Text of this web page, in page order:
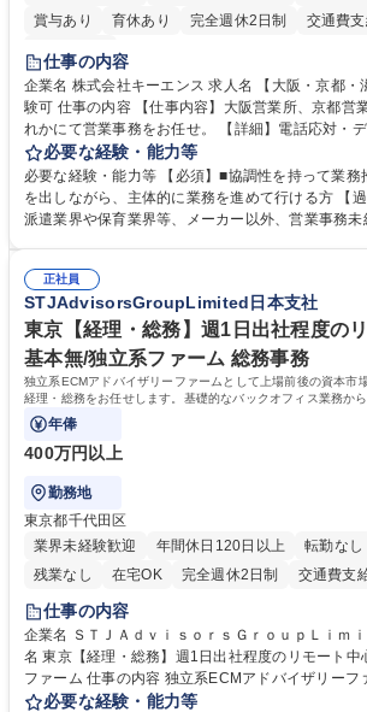
賞与あり 育休あり 完全週休2日制 交通費
土日祝休み
仕事の内容
企業名 株式会社キーエンス 求人名 【大阪・京都・滋賀】営業事務 ※未経
験可 仕事の内容 【仕事内容】大阪営業所、京都営業所、滋賀営業所いず
れかにて営業事務をお任せ。 【詳細】電話応対・
の作成・カタログ送付・来客対応・営業所内で発生
善をお任せ。 【教育制度】ご入社後、育成担当とペアになりながらOJTに
て業務を覚えていただくことが可能です。業務シ
れているため、スムーズに仕事に慣れることがで
募集職種 【大阪・京都・滋賀】営業事務 ※未経験可
必要な経験・能力等
必要な経験・能力等 【必須】■協調性を持って業務
を出しながら、主体的に業務を進めて行ける方 【
派遣業界や保育業界等、メーカー以外、営業事務
えて、お客様や社員の状況に合わせ、能動的なサポ
待され。組織を支えるスペシャリストとして、チー
社員から頼られる存在になることができます。平
務の持ち帰りも禁止されており、メリハリのある働き
歴・資格 学歴：大学院 大学 高専 短大 語学力： 資格
正社員
STJAdvisorsGroupLimited日本支社
東京【経理・総務】週1日出社程度の
基本無/独立系ファーム 総務事務
独立系ECMアドバイザリーファームとして上場前後の資本市
経理・総務をお任せします。基礎的なバックオフィス業務か
任担当として広く活躍できる環境です。
年俸
400万円以上
勤務地
東京都千代田区
業界未経験歓迎
年間休日120日以上 転勤なし
残業なし
在宅OK 完全週休2日制 交通費支
仕事の内容
企業名 ＳＴＪＡｄｖｉｓｏｒｓＧｒｏｕｐＬｉｍｉｔ
名 東京【経理・総務】週1日出社程度のリモート中
ファーム 仕事の内容 独立系ECMアドバイザリーファームとして上場前後
の資本市場戦略を設計する当社にて経理・総務をお
必要な経験・能力等